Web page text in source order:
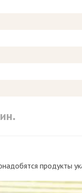
продукты